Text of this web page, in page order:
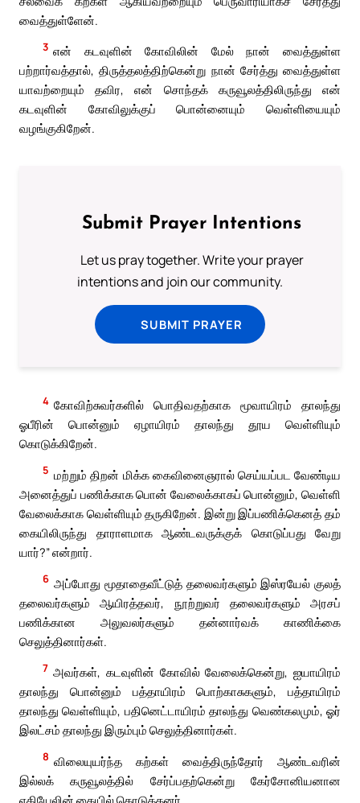
வைத்துள்ளேன்.
3 என் கடவுளின் கோவிலின் மேல் நான் வைத்துள்ள
பற்றார்வத்தால், திருத்தலத்திற்கென்று நான் சேர்த்து வைத்துள்ள
யாவற்றையும் தவிர, என் சொந்தக் கருவூலத்திலிருந்து என்
கடவுளின் கோவிலுக்குப் பொன்னையும் வெள்ளியையும்
வழங்குகிறேன்.
Submit Prayer Intentions
Let us pray together. Write your prayer
intentions and join our community.
SUBMIT PRAYER
4 கோவிற்சுவர்களில் பொதிவதற்காக மூவாயிரம் தாலந்து
ஓபீரின் பொன்னும் ஏழாயிரம் தாலந்து தூய வெள்ளியும்
கொடுக்கிறேன்.
5 மற்றும் திறன் மிக்க கைவினைஞரால் செய்யப்பட வேண்டிய
அனைத்துப் பணிக்காக பொன் வேலைக்காகப் பொன்னும், வெள்ளி
வேலைக்காக வெள்ளியும் தருகிறேன். இன்று இப்பணிக்கெனத் தம்
கையிலிருந்து தாராளமாக ஆண்டவருக்குக் கொடுப்பது வேறு
யார்?” என்றார்.
6 அப்போது மூதாதைவீட்டுத் தலைவர்களும் இஸ்ரயேல் குலத்
தலைவர்களும் ஆயிரத்தவர், நூற்றுவர் தலைவர்களும் அரசப்
பணிக்கான அலுவலர்களும் தன்னார்வக் காணிக்கை
செலுத்தினார்கள்.
7 அவர்கள், கடவுளின் கோவில் வேலைக்கென்று, ஐயாயிரம்
தாலந்து பொன்னும் பத்தாயிரம் பொற்காசுகளும், பத்தாயிரம்
தாலந்து வெள்ளியும், பதினெட்டாயிரம் தாலந்து வெண்கலமும், ஓர்
இலட்சம் தாலந்து இரும்பும் செலுத்தினார்கள்.
8 விலையுயர்ந்த கற்கள் வைத்திருந்தோர் ஆண்டவரின்
இல்லக் கருவூலத்தில் சேர்ப்பதற்கென்று கேர்சோனியனான
எகியேலின் கையில் கொடுத்தனர்.